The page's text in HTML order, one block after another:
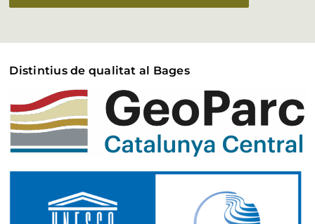
Distintius de qualitat al Bages